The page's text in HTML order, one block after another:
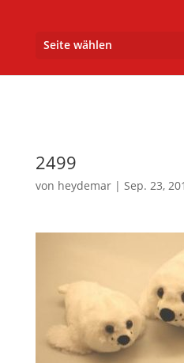
Seite wählen
2499
von heydemar| Sep. 23,